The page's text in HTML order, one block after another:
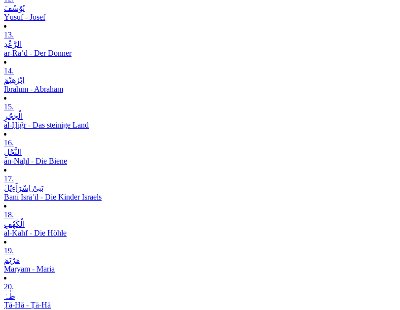
یُوْسُفَ
Yūsuf - Josef
13.
الرَّعْدِ
ar-Raʿd - Der Donner
14.
اِبْرٰھِیْمَ
Ibrāhīm - Abraham
15.
الْحِجْرِ
al-Ḥiǧr - Das steinige Land
16.
النَّحْلِ
an-Naḥl - Die Biene
17.
بَنِیْٓ اِسْرَآءِیْلَ
Banī Isrāʾīl - Die Kinder Israels
18.
الْکَھْفِ
al-Kahf - Die Höhle
19.
مَرْیَمَ
Maryam - Maria
20.
طٰہٰ
Ṭā-Hā - Ṭā-Hā